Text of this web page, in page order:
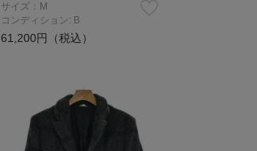
サイズ：M
コンディション: B
61,200円（税込）